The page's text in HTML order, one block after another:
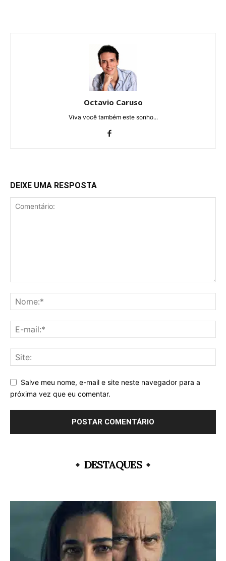
Octavio Caruso
Viva você também este sonho...
DEIXE UMA RESPOSTA
Salve meu nome, e-mail e site neste navegador para a
próxima vez que eu comentar.
DESTAQUES